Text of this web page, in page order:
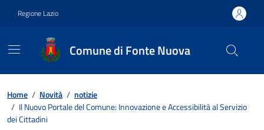
Regione Lazio
Comune di Fonte Nuova
Contenuti in evidenza
Home / Novità / notizie
/ Il Nuovo Portale del Comune: Innovazione e Accessibilità al Servizio
dei Cittadini